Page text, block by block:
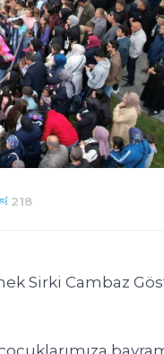
218
Sirki Cambaz